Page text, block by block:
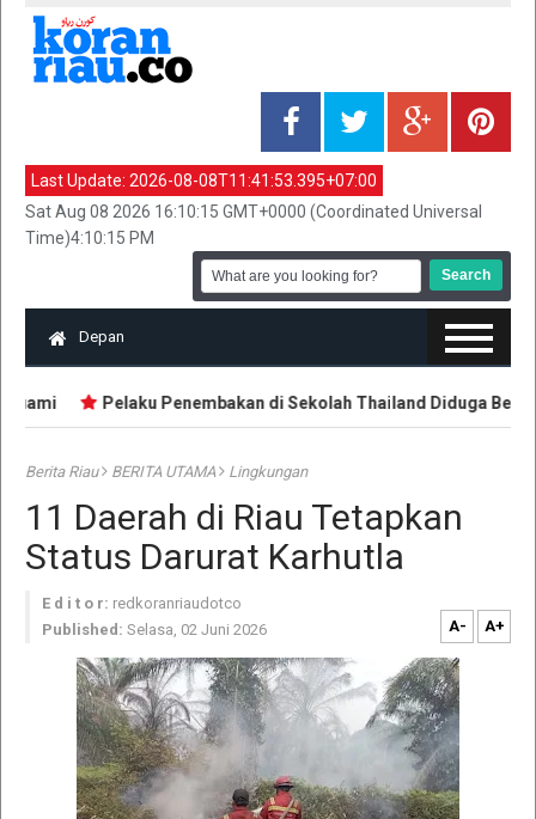
Last Update: 2026-08-08T11:41:53.395+07:00
Sat Aug 08 2026 16:10:15 GMT+0000 (Coordinated Universal
Time)4:10:15 PM
Depan
Pelaku Penembakan di Sekolah Thailand Diduga
Berita Riau BERITA UTAMA Lingkungan
11 Daerah di Riau Tetapkan
Status Darurat Karhutla
E d i t o r: redkoranriaudotco
Published: Selasa, 02 Juni 2026 A- A+